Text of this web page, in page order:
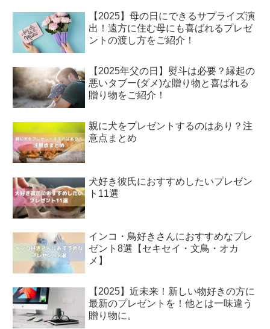
【2025】母の日にできるサプライズ演
出！遠方に住む母にも喜ばれるプレゼ
ントの渡し方をご紹介！
【2025年父の日】熨斗は必要？縁起の
悪いタブー(ダメ)な贈り物と喜ばれる
贈り物をご紹介！
親に犬をプレゼントするのはあり？注
意点まとめ
犬好き彼氏におすすめしたいプレゼン
ト11選
インコ・鳥好きさんにおすすめなプレ
ゼント8選【セキセイ・文鳥・オカ
メ】
【2025】近未来！新しい物好きの方に
最新のプレゼントを！他とは一味違う
贈り物に。